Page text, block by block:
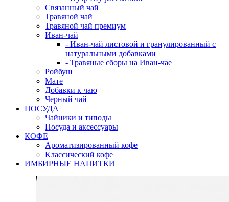
Связанный чай
Травяной чай
Травяной чай премиум
Иван-чай
- Иван-чай листовой и гранулированный с
натуральными добавками
- Травяные сборы на Иван-чае
Ройбуш
Мате
Добавки к чаю
Черный чай
ПОСУДА
Чайники и типоды
Посуда и аксессуары
КОФЕ
Ароматизированный кофе
Классический кофе
ИМБИРНЫЕ НАПИТКИ